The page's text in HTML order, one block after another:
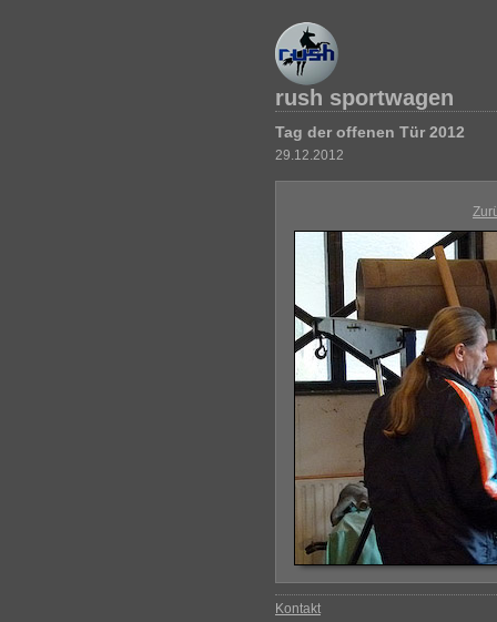
rush sportwagen
Tag der offenen Tür 2012
29.12.2012
Kontakt